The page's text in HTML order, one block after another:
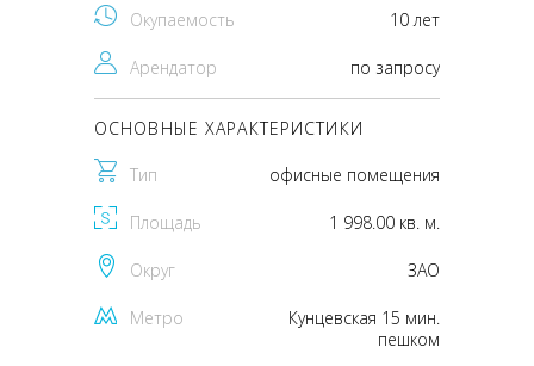
Окупаемость 10 лет
Арендатор по запросу
ОСНОВНЫЕ ХАРАКТЕРИСТИКИ
Тип офисные помещения
Площадь 1 998.00 кв. м.
Округ ЗАО
Метро
Кунцевская 15 мин.
пешком